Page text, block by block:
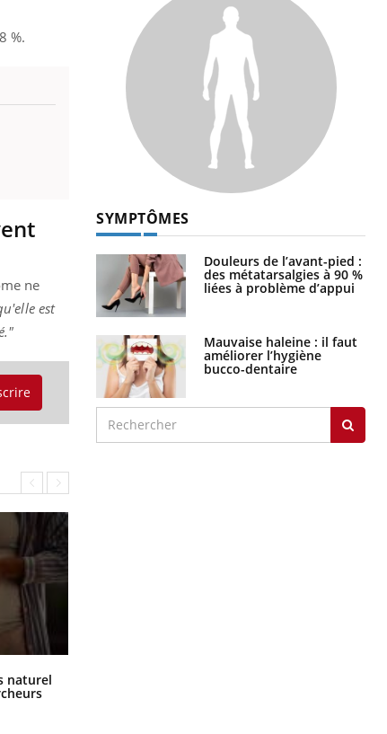
%.
ne
est
naturel
SYMPTÔMES
Douleurs de l’avant-pied :
des métatarsalgies à 90 %
liées à problème d’appui
Mauvaise haleine : il faut
améliorer l’hygiène
bucco-dentaire